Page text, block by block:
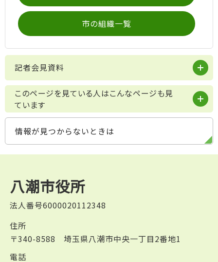
市の組織一覧
記者会見資料
このページを見ている人はこんなページも見
ています
情報が見つからないときは
八潮市役所
法人番号6000020112348
住所
〒340-8588 埼玉県八潮市中央一丁目2番地1
電話